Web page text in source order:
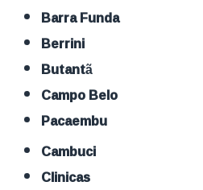
Barra Funda
Berrini
Butantã
Campo Belo
Pacaembu
Cambuci
Clinicas